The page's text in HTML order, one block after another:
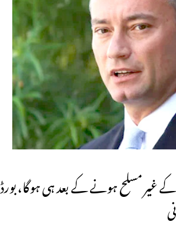
کے غیر مسلح ہونے کے بعد ہی ہوگا، بورڈ